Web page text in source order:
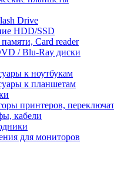
Drive
HDD/SSD
Card reader
/ Blu-Ray диски
к ноутбукам
к планшетам
принтеров,
кабели
для мониторов